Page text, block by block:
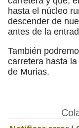
hasta el núcleo
descender de
antes de la
También
carretera hasta
de Murias.